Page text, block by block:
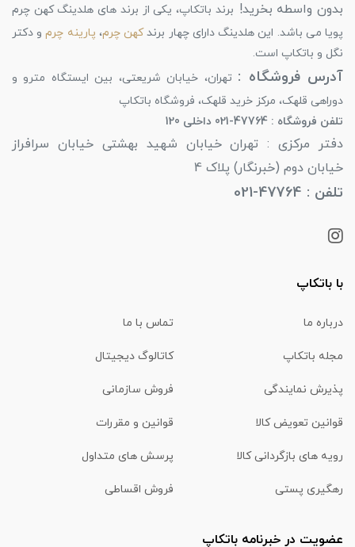
بدون واسطه بخرید! برند باتکاپ، یکی از برند های هلدینگ کهن چرم
پویا می باشد. این هلدینگ دارای چهار برندکهن چرم، پارینه چرمو دکتر
نگل و باتکاپ است.
آدرس فروشگاه : تهران، خیابان شریعتی، بین ایستگاه مترو و
دوراهی قلهک، مرکز خرید قلهک، فروشگاه باتکاپ
تلفن فروشگاه : 47764-021 داخلی 120
دفتر مرکزی : تهران خیابان شهید بهشتی خیابان سرافراز
خیابان دوم (خبرنگار) پلاک 4
تلفن : 47764-021
با باتکاپ
درباره ما تماس با ما
مجله باتکاپ کاتالوگ دیجیتال
پذیرش نمایندگی فروش سازمانی
قوانین تعویض کالا قوانین و مقررات
رویه های بازگردانی کالا پرسش های متداول
رهگیری پستی فروش اقساطی
عضویت در خبرنامه باتکاپ